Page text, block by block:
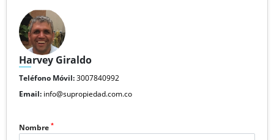
Harvey Giraldo
Teléfono Móvil:3007840992
Email: info@supropiedad.com.co
Nombre *